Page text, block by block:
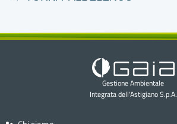
Gestione Ambientale
Integrata dell'Astigiano S.p.A.